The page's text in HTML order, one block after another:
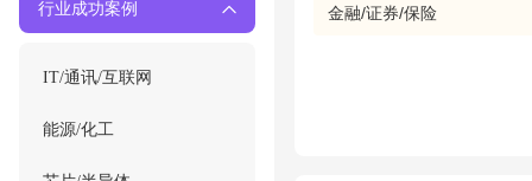
行业成功案例
IT/通讯/互联网
能源/化工
金融/证券/保险